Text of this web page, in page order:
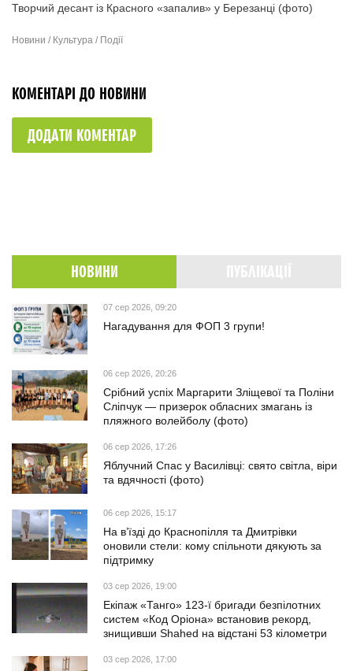
Творчий десант із Красного «запалив» у Березанці (фото)
Новини / Культура / Події
КОМЕНТАРІ ДО НОВИНИ
ДОДАТИ КОМЕНТАР
НОВИНИ
07 сер 2026, 09:20
Нагадування для ФОП 3 групи!
06 сер 2026, 20:26
Срібний успіх Маргарити Зліщевої та Поліни
Сліпчук — призерок обласних змагань із
пляжного волейболу (фото)
06 сер 2026, 17:26
Яблучний Спас у Василівці: свято світла, віри
та вдячності (фото)
06 сер 2026, 15:17
На в’їзді до Краснопілля та Дмитрівки
оновили стели: кому спільноти дякують за
підтримку
03 сер 2026, 19:00
Екіпаж «Танго» 123-ї бригади безпілотних
систем «Код Оріона» встановив рекорд,
знищивши Shahed на відстані 53 кілометри
03 сер 2026, 17:00